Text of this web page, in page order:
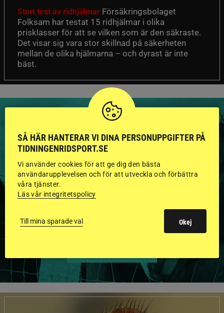
Stort test av ridhjälmar Försäkringsbolaget
Folksam har testat 15 ridhjälmar i olika
prisklasser för att se vilken som är den säkraste.
Det visar sig vara stor skillnad på säkerheten
mellan de olika hjälmarna – och dyrast är inte
bäst.
HINGSTAR ONLINE
GODKÄNDA HINGSTAR I
FLERA KATEGORIER MED
BILDER OCH FAKTA
SÅ HÄR HANTERAR VI DINA PERSONUPPGIFTER PÅ
TIDNINGENRIDSPORT.SE
Vi använder cookies för att ge dig den bästa
användarupplevelsen och för att utveckla och förbättra
våra tjänster.
Läs vår integritetspolicy
Till mina sparade val Okej